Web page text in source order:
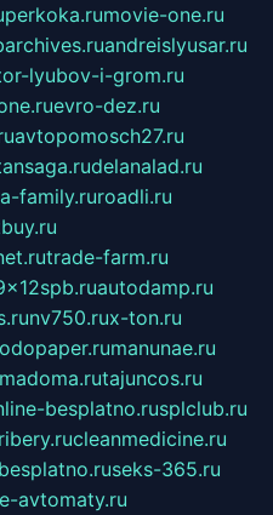
perkoka.rumovie-one.ru
andreislyusar.ru
lyubov-i-grom.ru
evro-dez.ru
avtopomosch27.ru
delanalad.ru
family.ruroadli.ru
trade-farm.ru
autodamp.ru
nv750.rux-ton.ru
manunae.ru
madoma.rutajuncos.ru
besplatno.rusplclub.ru
ribery.rucleanmedicine.ru
seks-365.ru
avtomaty.ru